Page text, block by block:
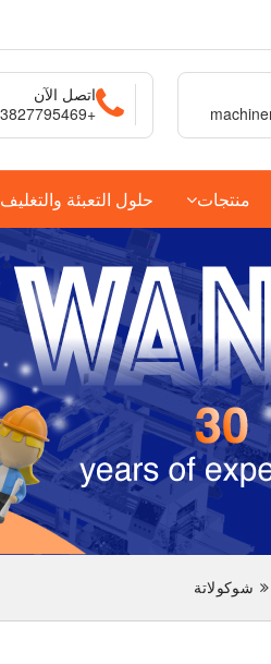
اتصل الآن
+86 13827795469
منتجات حلول التعبئة والتغليف
شوكولاتة